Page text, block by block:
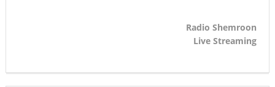
Radio Shemroon
Live Streaming